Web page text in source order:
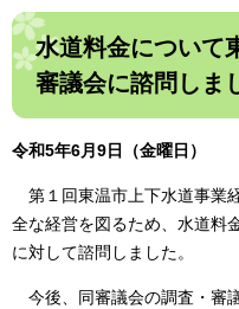
水道料金について
審議会に諮問しま
令和5年6月9日（金曜日）
第１回東温市上下水道事業
全な経営を図るため、水道料
に対して諮問しました。
今後、同審議会の調査・審